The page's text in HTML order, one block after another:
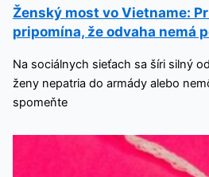
Ženský most vo Vietname:
pripomína, že odvaha nemá
Na sociálnych sieťach sa šíri silný
ženy nepatria do armády alebo
spomeňte